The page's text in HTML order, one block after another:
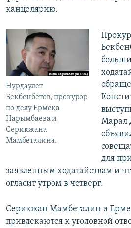
канцелярию.
Нурдаулет
Бекбенбетов, прокурор
по делу Ермека
Нарымбаева и
Серикжана
Мамбеталина.
Марал
для
заявленным ходатайствам и
огласит утром в четверг.
Серикжан Мамбеталин и
привлекаются к уголовной